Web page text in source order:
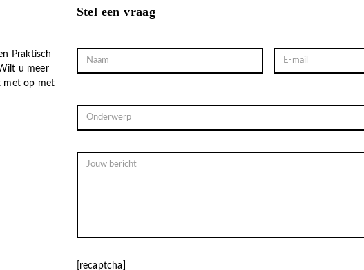
Praktisch
u meer
met op met
Stel een vraag
[recaptcha]